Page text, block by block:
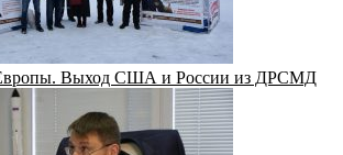
Европы. Выход США и России из ДРСМД